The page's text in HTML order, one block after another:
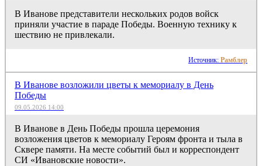
В Иванове представители нескольких родов войск
приняли участие в параде Победы. Военную технику к
шествию не привлекали.
Источник: Рамблер
В Иванове возложили цветы к мемориалу в День
Победы
09.05.2026 14:00
В Иванове в День Победы прошла церемония
возложения цветов к мемориалу Героям фронта и тыла в
Сквере памяти. На месте событий был и корреспондент
СИ «Ивановские новости».